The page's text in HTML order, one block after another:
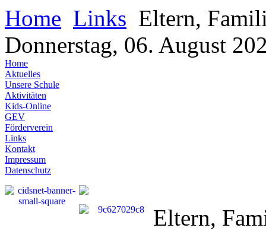
Home Links Eltern,
Donnerstag, 06. August
Home
Aktuelles
Unsere Schule
Aktivitäten
Kids-Online
GEV
Förderverein
Links
Kontakt
Impressum
Datenschutz
Eltern,